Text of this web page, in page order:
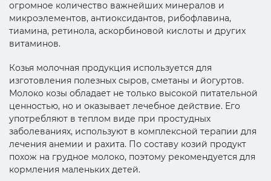
огромное количество важнейших минералов и
микроэлементов, антиоксидантов, рибофлавина,
тиамина, ретинола, аскорбиновой кислоты и других
витаминов.
Козья молочная продукция используется для
изготовления полезных сыров, сметаны и йогуртов.
Молоко козы обладает не только высокой питательной
ценностью, но и оказывает лечебное действие. Его
употребляют в теплом виде при простудных
заболеваниях, используют в комплексной терапии для
лечения анемии и рахита. По составу козий продукт
похож на грудное молоко, поэтому рекомендуется для
кормления маленьких детей.